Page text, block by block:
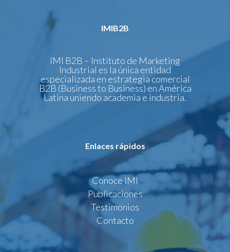
IMIB2B
IMI B2B – Instituto de Marketing
Industrial es la única entidad
especializada en estrategia comercial
B2B (Business to Business) en América
Latina uniendo academia e industria.
Enlaces rápidos
Conoce IMI
Publicaciones
Testimonios
Contacto